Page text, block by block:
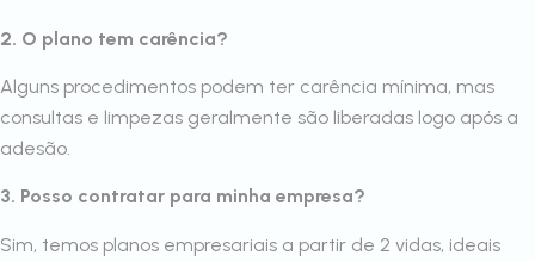
2. O plano tem carência?
Alguns procedimentos podem ter carência mínima, mas
consultas e limpezas geralmente são liberadas logo após a
adesão.
3. Posso contratar para minha empresa?
Sim, temos planos empresariais a partir de 2 vidas, ideais